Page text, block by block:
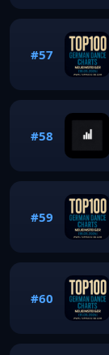
#57
#58
#59
#60